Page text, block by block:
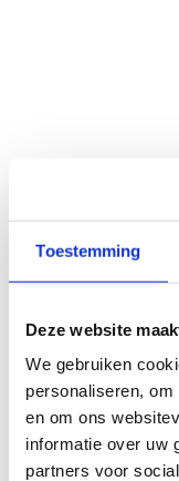
Toestemming
Deze website
We gebruiken
personaliseren,
en om ons
informatie over uw
partners voor